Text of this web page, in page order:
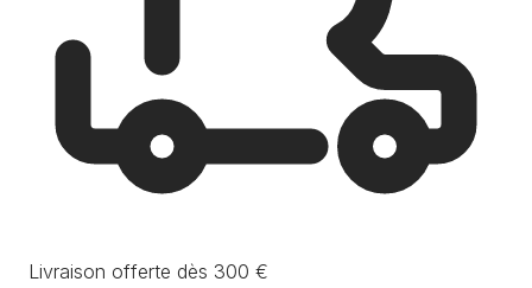
Livraison offerte dès 300 €